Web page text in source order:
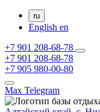
ru
English en
+7 901 208-68-78
+7 901 208-68-78
+7 905 980-00-80
Max Telegram